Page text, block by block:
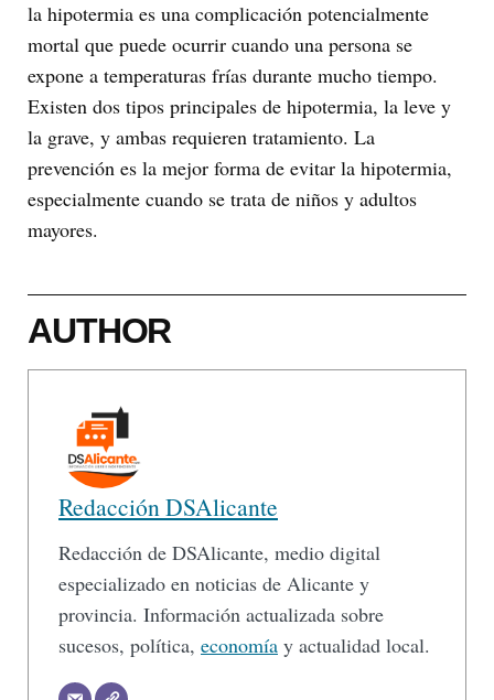
la hipotermia es una complicación potencialmente
mortal que puede ocurrir cuando una persona se
expone a temperaturas frías durante mucho tiempo.
Existen dos tipos principales de hipotermia, la leve y
la grave, y ambas requieren tratamiento. La
prevención es la mejor forma de evitar la hipotermia,
especialmente cuando se trata de niños y adultos
mayores.
AUTHOR
Redacción DSAlicante
Redacción de DSAlicante, medio digital
especializado en noticias de Alicante y
provincia. Información actualizada sobre
sucesos, política, economía y actualidad local.